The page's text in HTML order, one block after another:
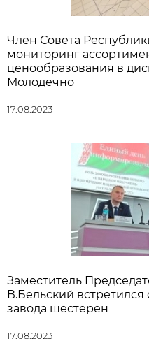
Член Совета
мониторинг
ценообразования в
Молодечно
17.08.2023
Заместитель
В.Бельский
завода шестерен
17.08.2023